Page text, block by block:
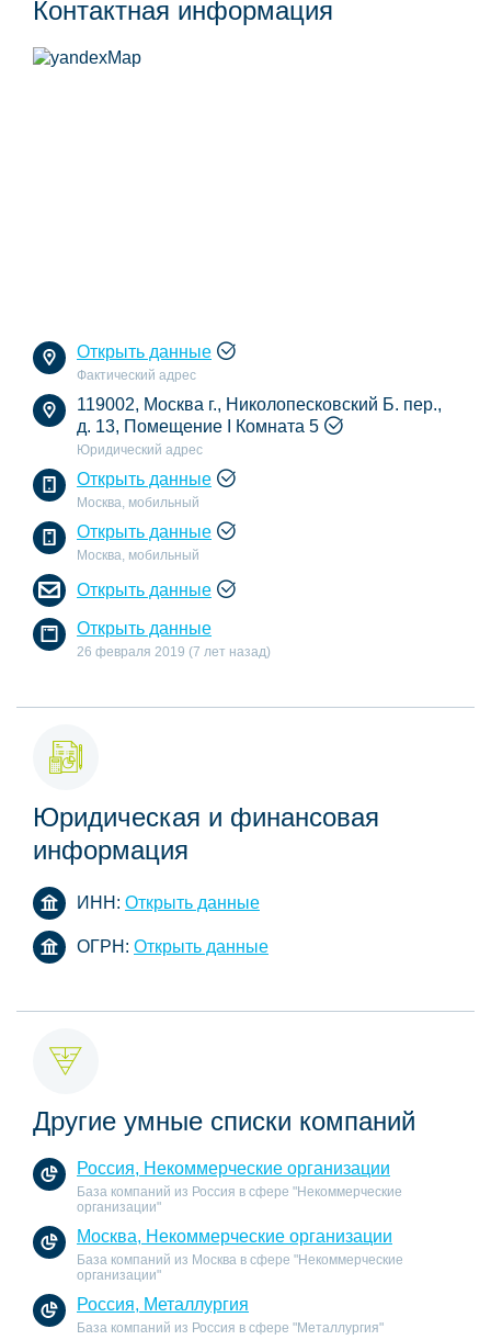
Контактная информация
Открыть данные
Фактический адрес
119002, Москва г., Николопесковский Б. пер.,
д. 13, Помещение I Комната 5
Юридический адрес
Открыть данные
Москва, мобильный
Открыть данные
Москва, мобильный
Открыть данные
Открыть данные
26 февраля 2019 (7 лет назад)
Юридическая и финансовая
информация
ИНН: Открыть данные
ОГРН: Открыть данные
Другие умные списки компаний
Россия, Некоммерческие организации
База компаний из Россия в сфере "Некоммерческие
организации"
Москва, Некоммерческие организации
База компаний из Москва в сфере "Некоммерческие
организации"
Россия, Металлургия
База компаний из Россия в сфере "Металлургия"